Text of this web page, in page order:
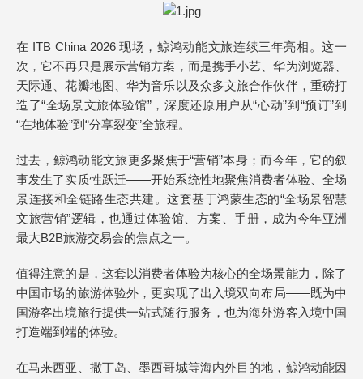
在 ITB China 2026 现场，鲸鸿动能文旅连续三年亮相。这一
次，它不再只是展示营销方案，而是携手小艺、华为浏览器、
天际通、花瓣地图、华为音乐以及众多文旅合作伙伴，重磅打
造了“全场景文旅体验馆”，深度还原用户从“心动”到“预订”到
“在地体验”到“分享裂变”全旅程。
过去，鲸鸿动能文旅更多聚焦于“营销”本身；而今年，它的叙
事发生了实质性跃迁——开始系统性地聚焦消费者体验、全场
景连接和全链路生态共建。这套基于鸿蒙生态的“全场景智慧
文旅营销”逻辑，也通过体验馆、方案、手册，成为今年亚洲
最大B2B旅游交易会的焦点之一。
值得注意的是，这套以消费者体验为核心的全场景能力，除了
中国市场的旅游体验外，更实现了出入境双向布局——既为中
国游客出境旅行提供一站式随行服务，也为海外游客入境中国
打造端到端的体验。
在马来西亚、撒丁岛、墨西哥城等海内外目的地，鲸鸿动能因